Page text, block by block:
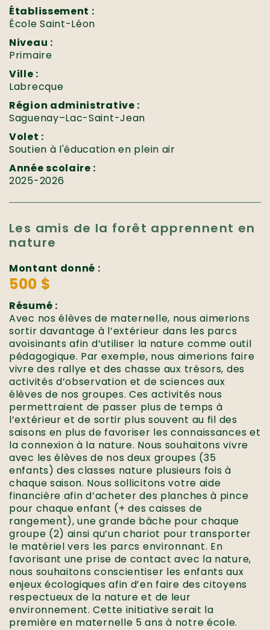
Établissement :
École Saint-Léon
Niveau :
Primaire
Ville :
Labrecque
Région administrative :
Saguenay–Lac-Saint-Jean
Volet :
Soutien à l'éducation en plein air
Année scolaire :
2025-2026
Les amis de la forêt apprennent en
nature
Montant donné :
500 $
Résumé :
Avec nos élèves de maternelle, nous aimerions
sortir davantage à l’extérieur dans les parcs
avoisinants afin d’utiliser la nature comme outil
pédagogique. Par exemple, nous aimerions faire
vivre des rallye et des chasse aux trésors, des
activités d’observation et de sciences aux
élèves de nos groupes. Ces activités nous
permettraient de passer plus de temps à
l’extérieur et de sortir plus souvent au fil des
saisons en plus de favoriser les connaissances et
la connexion à la nature. Nous souhaitons vivre
avec les élèves de nos deux groupes (35
enfants) des classes nature plusieurs fois à
chaque saison. Nous sollicitons votre aide
financière afin d’acheter des planches à pince
pour chaque enfant (+ des caisses de
rangement), une grande bâche pour chaque
groupe (2) ainsi qu’un chariot pour transporter
le matériel vers les parcs environnant. En
favorisant une prise de contact avec la nature,
nous souhaitons conscientiser les enfants aux
enjeux écologiques afin d’en faire des citoyens
respectueux de la nature et de leur
environnement. Cette initiative serait la
première en maternelle 5 ans à notre école.